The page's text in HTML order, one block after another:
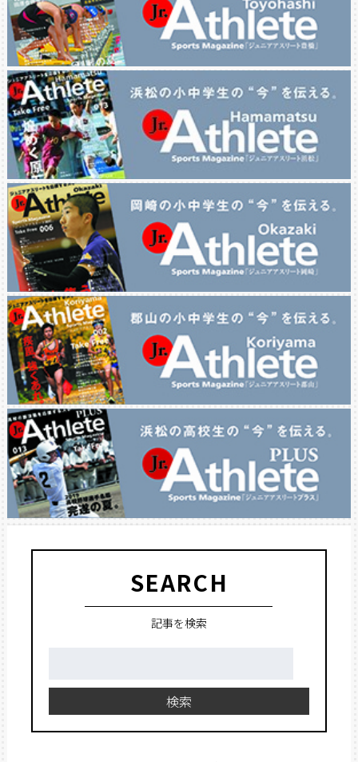
SEARCH
記事を検索
検索